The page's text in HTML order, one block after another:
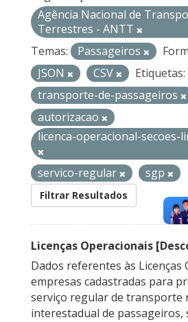
Agência Nacional de
Terrestres - ANTT
Temas:
Passageiros
JSON
CSV
Etiquetas:
transporte-de-passageiros
autorizacao
licenca-operacional-secoes-
servico-regular sgp
Filtrar Resultados
Licenças Operacionais
Dados referentes às Licenças
empresas cadastradas para
serviço regular de transporte
interestadual de passageiros,